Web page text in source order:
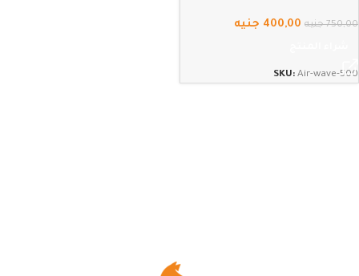
750,00 جنيه 400,00 جنيه
SKU: Air-wave-500